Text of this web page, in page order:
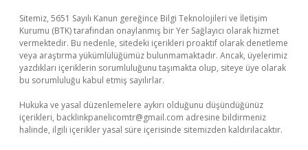
Sitemiz, 5651 Sayılı Kanun gereğince Bilgi Teknolojileri ve İletişim
Kurumu (BTK) tarafından onaylanmış bir Yer Sağlayıcı olarak hizmet
vermektedir. Bu nedenle, sitedeki içerikleri proaktif olarak denetleme
veya araştırma yükümlülüğümüz bulunmamaktadır. Ancak, üyelerimiz
yazdıkları içeriklerin sorumluluğunu taşımakta olup, siteye üye olarak
bu sorumluluğu kabul etmiş sayılırlar.
Hukuka ve yasal düzenlemelere aykırı olduğunu düşündüğünüz
içerikleri, backlinkpanelicomtr@gmail.com adresine bildirmeniz
halinde, ilgili içerikler yasal süre içerisinde sitemizden kaldırılacaktır.